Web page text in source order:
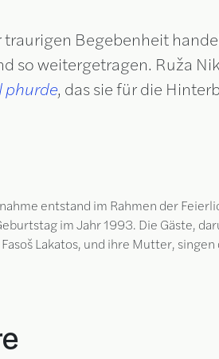
Begebenheit
so weitergetragen. Ruža
phurde, das sie für die
entstand im Rahmen der
im Jahr 1993. Die Gäste,
Lakatos, und ihre Mutter,